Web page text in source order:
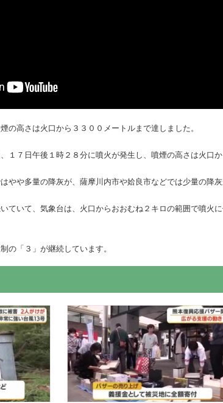
の高さは火口から３３００メートルまで達しました。
１７日午後１時２８分に噴火が発生し、噴煙の高さは火口
やや多量の降灰が、薩摩川内市や姶良市などでは少量の降灰
ていて、気象台は、火口からおおむね２キロの範囲で噴火
の「３」が継続しています。